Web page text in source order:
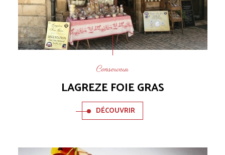
Conserveur
LAGREZE FOIE GRAS
DÉCOUVRIR